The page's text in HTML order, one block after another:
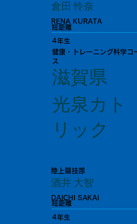
倉田 怜奈
RENA KURATA
短距離
4年生
健康・トレーニング科学コ
ス
滋賀県
光泉カト
リック
陸上競技部
酒井 大智
DAICHI SAKAI
短距離
4年生